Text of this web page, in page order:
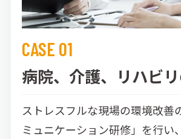
CASE 01
病院、介護、リハビ
ストレスフルな現場の環境改善
ミュニケーション研修」を行い